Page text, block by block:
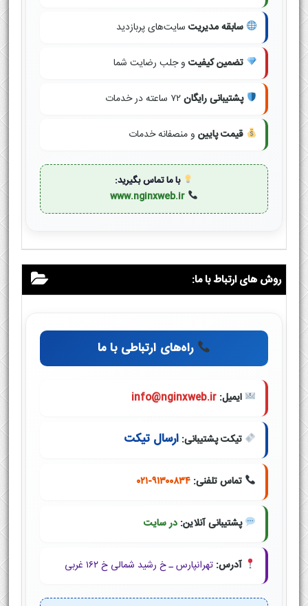
سابقه مدیریت سایت‌های پربازدید
تضمین کیفیت و جلب رضایت شما
پشتیبانی رایگان۷۲ ساعته در خدمات
قیمت پایین و منصفانه خدمات
با ما تماس بگیرید:
www.nginxweb.ir
روش های ارتباط با ما:
راه‌های ارتباطی با ما
ایمیل: info@nginxweb.ir
تیکت پشتیبانی: ارسال تیکت
تماس تلفنی: ۰۲۱-۹۱۳۰۰۸۳۴
پشتیبانی آنلاین: در سایت
آدرس: تهرانپارس ـ خ رشید شمالی خ ۱۶۲ غربی